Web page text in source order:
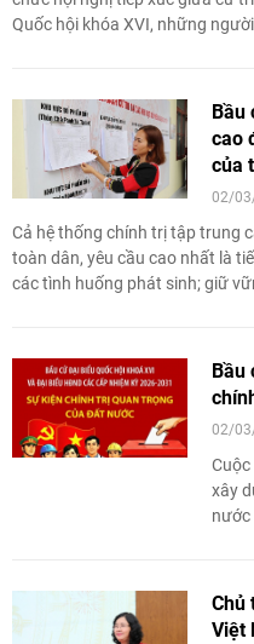
Quốc hội khóa XVI, những
Bầu
cao
của
02/
Cả hệ thống chính trị tập trung
toàn dân, yêu cầu cao nhất là
các tình huống phát sinh; giữ
Bầu
02/
xây
nước
Chủ
Việt